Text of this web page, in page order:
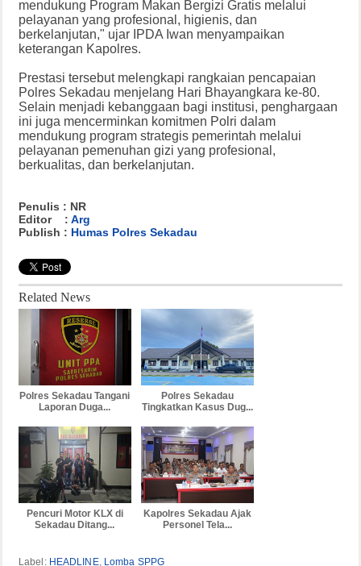
mendukung Program Makan Bergizi Gratis melalui
pelayanan yang profesional, higienis, dan
berkelanjutan," ujar IPDA Iwan menyampaikan
keterangan Kapolres.
Prestasi tersebut melengkapi rangkaian pencapaian
Polres Sekadau menjelang Hari Bhayangkara ke-80.
Selain menjadi kebanggaan bagi institusi, penghargaan
ini juga mencerminkan komitmen Polri dalam
mendukung program strategis pemerintah melalui
pelayanan pemenuhan gizi yang profesional,
berkualitas, dan berkelanjutan.
Penulis : NR
Editor : Arg
Publish : Humas Polres Sekadau
Related News
Polres Sekadau Tangani
Laporan Duga...
Polres Sekadau
Tingkatkan Kasus Dug...
Pencuri Motor KLX di
Sekadau Ditang...
Kapolres Sekadau Ajak
Personel Tela...
Label: HEADLINE, Lomba SPPG